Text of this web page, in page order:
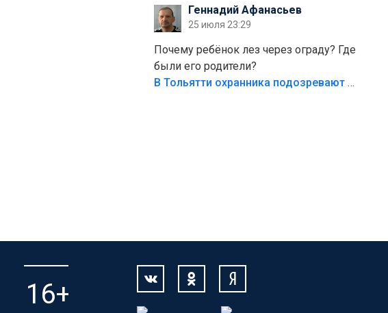
безумия,есть же калитка,ворота!
Жалко ребёнка,но он сам выбрал свою
судьбу.
Геннадий Афанасьев
25 июля 23:29
Почему ребёнок лез через ограду? Где
были его родители?
В Тольятти охранника подозревают в причинении смерти ребенку